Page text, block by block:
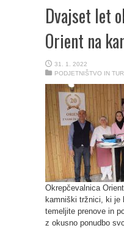
Dvajset let
Orient na
31. 1. 2022
PODJETNIŠTVO IN
Okrepčevalnica
kamniški tržnici, ki je
temeljite prenove in
z okusno ponudbo